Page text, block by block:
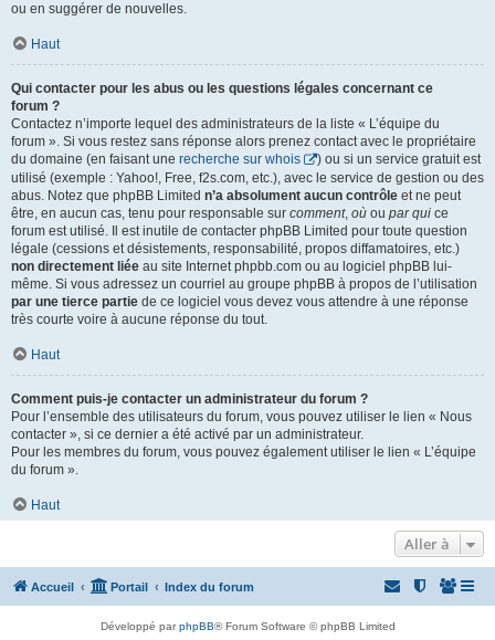
ou en suggérer de nouvelles.
Haut
Qui contacter pour les abus ou les questions légales concernant ce
forum ?
Contactez n’importe lequel des administrateurs de la liste « L’équipe du
forum ». Si vous restez sans réponse alors prenez contact avec le propriétaire
du domaine (en faisant une recherche sur whois
) ou si un service gratuit est
utilisé (exemple : Yahoo!, Free, f2s.com, etc.), avec le service de gestion ou des
abus. Notez que phpBB Limited n’a absolument aucun contrôle et ne peut
être, en aucun cas, tenu pour responsable sur comment, où ou par qui ce
forum est utilisé. Il est inutile de contacter phpBB Limited pour toute question
légale (cessions et désistements, responsabilité, propos diffamatoires, etc.)
non directement liée au site Internet phpbb.com ou au logiciel phpBB lui-
même. Si vous adressez un courriel au groupe phpBB à propos de l’utilisation
par une tierce partie de ce logiciel vous devez vous attendre à une réponse
très courte voire à aucune réponse du tout.
Haut
Comment puis-je contacter un administrateur du forum ?
Pour l’ensemble des utilisateurs du forum, vous pouvez utiliser le lien « Nous
contacter », si ce dernier a été activé par un administrateur.
Pour les membres du forum, vous pouvez également utiliser le lien « L’équipe
du forum ».
Haut
Aller à
Accueil Portail Index du forum
Développé parphpBB® Forum Software © phpBB Limited